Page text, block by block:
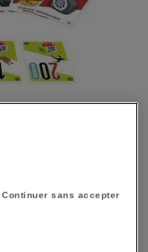
Continuer sans accepter